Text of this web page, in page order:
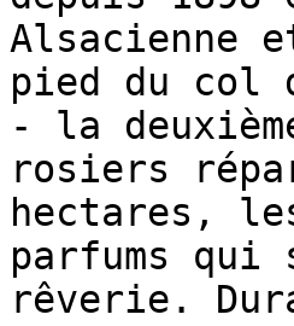
Alsacienne
pied du col
- la
rosiers
hectares,
parfums
rêverie.